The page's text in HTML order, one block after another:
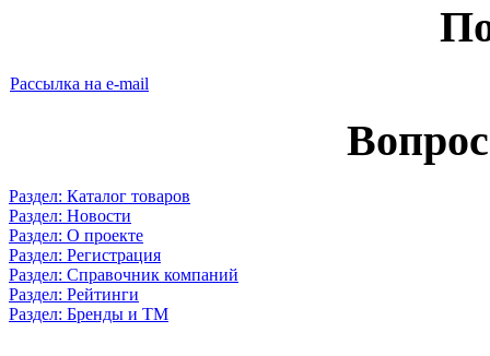
Рассылка на e-mail
Раздел: Каталог товаров
Раздел: Новости
Раздел: О проекте
Раздел: Регистрация
Раздел: Справочник компаний
Раздел: Рейтинги
Раздел: Бренды и ТМ